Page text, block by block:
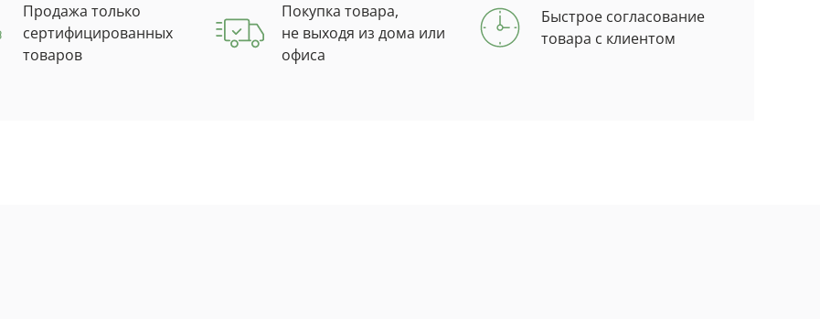
Продажа только
сертифицированных
товаров
Покупка товара,
не выходя из дома или
офиса
Быстрое согласование
товара с клиентом